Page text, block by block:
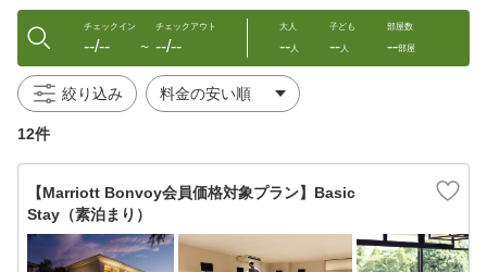
チェックイン
--/-- 〜
チェックアウト
--/--
大人
--人
子ども
--人
部屋数
--部屋
絞り込み
12件
【Marriott Bonvoy会員価格対象プラン】Basic
Stay（素泊まり）